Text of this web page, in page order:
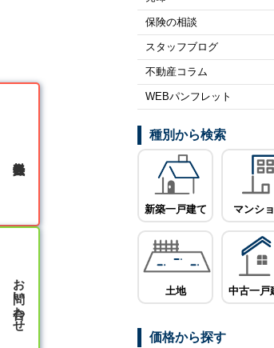
保険の相談
スタッフブログ
不動産コラム
WEBパンフレット
種別から検索
新築一戸建て マンシ
土地 中古一戸
価格から探す
お問い合わせ